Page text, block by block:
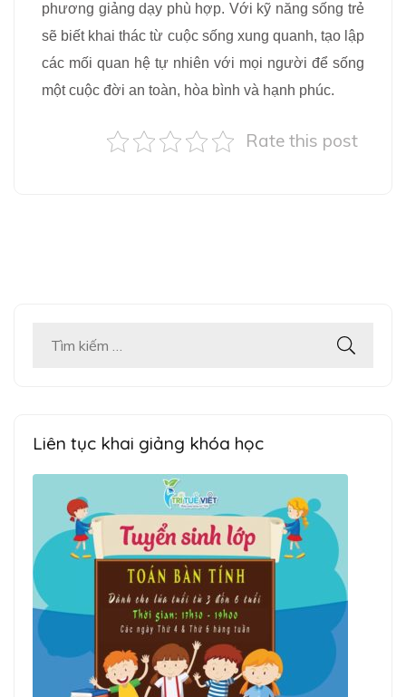
phương giảng dạy phù hợp. Với kỹ năng sống trẻ
sẽ biết khai thác từ cuộc sống xung quanh, tạo lập
các mối quan hệ tự nhiên với mọi người để sống
một cuộc đời an toàn, hòa bình và hạnh phúc.
Rate this post
Tìm
Liên tục khai giảng khóa học